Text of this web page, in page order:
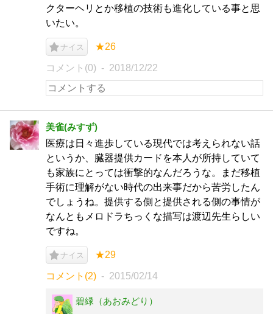
クターヘリとか移植の技術も進化している事と思
いたい。
ナイス ★26
コメント(0) 2018/12/22
美雀(みすず)
医療は日々進歩している現代では考えられない話
というか、臓器提供カードを本人が所持していて
も家族にとっては衝撃的なんだろうな。まだ移植
手術に理解がない時代の出来事だから苦労したん
でしょうね。提供する側と提供される側の事情が
なんともメロドラちっくな描写は渡辺先生らしい
ですね。
ナイス ★29
コメント(2) 2015/02/14
碧緑（あおみどり）